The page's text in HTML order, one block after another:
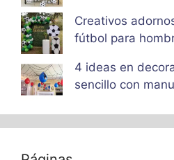
Creativos
fútbol para
4 ideas en
sencillo con